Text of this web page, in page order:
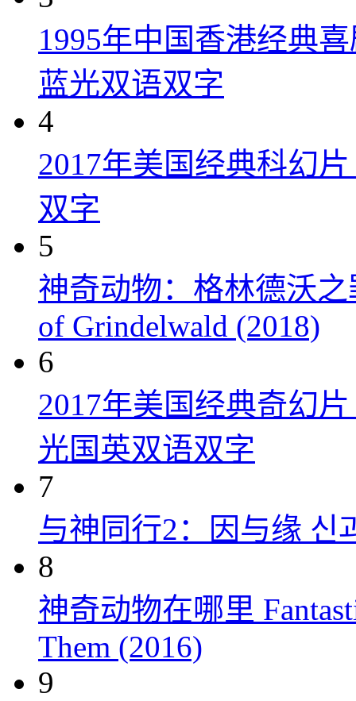
1995年中国香港经典
蓝光双语双字
4
2017年美国经典科幻
双字
5
神奇动物：格林德沃之
of Grindelwald (2018)
6
2017年美国经典奇幻
光国英双语双字
7
与神同行2：因与缘 신
8
神奇动物在哪里
Them (2016)
9